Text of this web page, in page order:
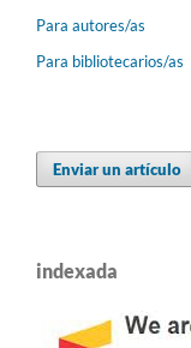
Para autores/as
Para bibliotecarios/as
Enviar un artículo
indexada